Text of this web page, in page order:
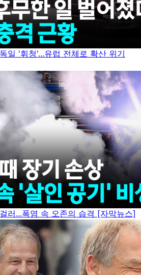
일 '휘청'...유럽 전체로 확산 위기
러...폭염 속 오존의 습격 [자막뉴스]